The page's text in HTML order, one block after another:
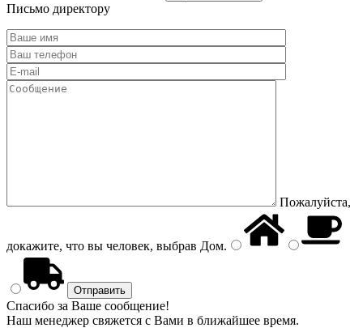
Письмо директору
Пожалуйста,
докажите, что вы человек, выбрав Дом.
Спасибо за Ваше сообщение!
Наш менеджер свяжется с Вами в ближайшее время.